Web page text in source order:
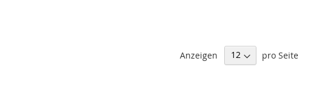
Anzeigen pro Seite